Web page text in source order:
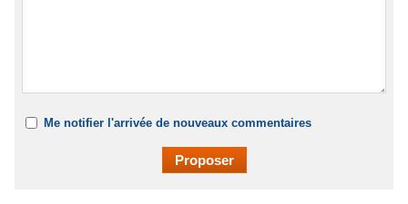
Me notifier l'arrivée de nouveaux commentaires